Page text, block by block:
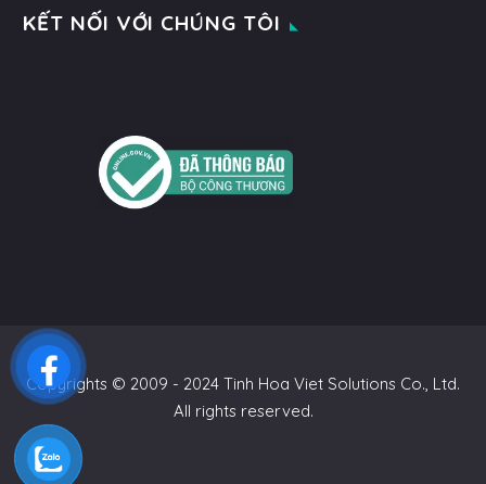
KẾT NỐI VỚI CHÚNG TÔI
Copyrights © 2009 - 2024 Tinh Hoa Viet Solutions Co., Ltd.
All rights reserved.